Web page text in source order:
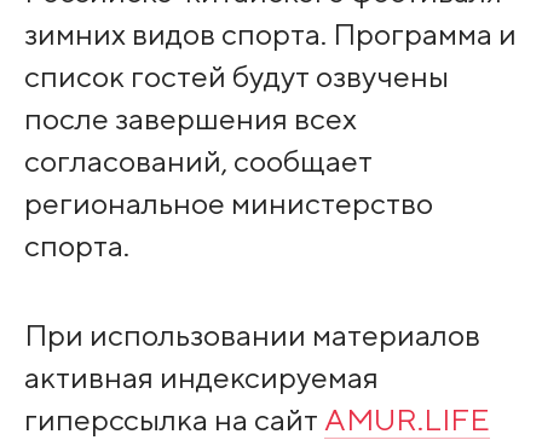
зимних видов спорта. Программа и
список гостей будут озвучены
после завершения всех
согласований, сообщает
региональное министерство
спорта.
При использовании материалов
активная индексируемая
гиперссылка на сайт AMUR.LIFE